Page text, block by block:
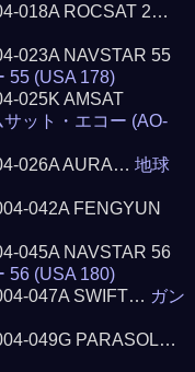
018A ROCSAT 2…
023A NAVSTAR 55
55 (USA 178)
025K AMSAT
ット・エコー (AO-
026A AURA…地球
042A FENGYUN
045A NAVSTAR 56
56 (USA 180)
047A SWIFT… ガン
049G PARASOL…